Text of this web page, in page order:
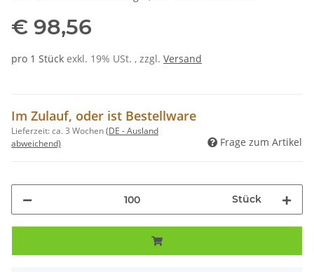
€ 98,56
pro 1 Stück exkl. 19% USt. , zzgl. Versand
Im Zulauf, oder ist Bestellware
Lieferzeit:ca. 3 Wochen(DE - Ausland
abweichend)
Frage zum Artikel
Stück